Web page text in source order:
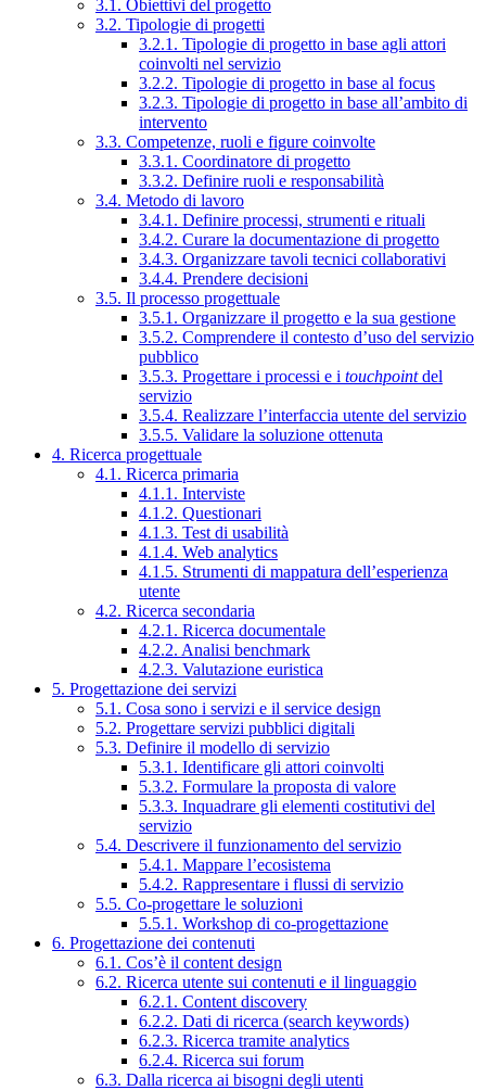
3.1. Obiettivi del progetto
3.2. Tipologie di progetti
3.2.1. Tipologie di progetto in base agli attori
coinvolti nel servizio
3.2.2. Tipologie di progetto in base al focus
3.2.3. Tipologie di progetto in base all’ambito di
intervento
3.3. Competenze, ruoli e figure coinvolte
3.3.1. Coordinatore di progetto
3.3.2. Definire ruoli e responsabilità
3.4. Metodo di lavoro
3.4.1. Definire processi, strumenti e rituali
3.4.2. Curare la documentazione di progetto
3.4.3. Organizzare tavoli tecnici collaborativi
3.4.4. Prendere decisioni
3.5. Il processo progettuale
3.5.1. Organizzare il progetto e la sua gestione
3.5.2. Comprendere il contesto d’uso del servizio
pubblico
3.5.3. Progettare i processi e i touchpointdel
servizio
3.5.4. Realizzare l’interfaccia utente del servizio
3.5.5. Validare la soluzione ottenuta
4. Ricerca progettuale
4.1. Ricerca primaria
4.1.1. Interviste
4.1.2. Questionari
4.1.3. Test di usabilità
4.1.4. Web analytics
4.1.5. Strumenti di mappatura dell’esperienza
utente
4.2. Ricerca secondaria
4.2.1. Ricerca documentale
4.2.2. Analisi benchmark
4.2.3. Valutazione euristica
5. Progettazione dei servizi
5.1. Cosa sono i servizi e il service design
5.2. Progettare servizi pubblici digitali
5.3. Definire il modello di servizio
5.3.1. Identificare gli attori coinvolti
5.3.2. Formulare la proposta di valore
5.3.3. Inquadrare gli elementi costitutivi del
servizio
5.4. Descrivere il funzionamento del servizio
5.4.1. Mappare l’ecosistema
5.4.2. Rappresentare i flussi di servizio
5.5. Co-progettare le soluzioni
5.5.1. Workshop di co-progettazione
6. Progettazione dei contenuti
6.1. Cos’è il content design
6.2. Ricerca utente sui contenuti e il linguaggio
6.2.1. Content discovery
6.2.2. Dati di ricerca (search keywords)
6.2.3. Ricerca tramite analytics
6.2.4. Ricerca sui forum
6.3. Dalla ricerca ai bisogni degli utenti